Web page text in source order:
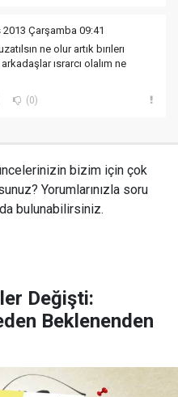
2013 Çarşamba 09:41
ne olur artık bırılerı
ısrarcı olalım ne
(0)
bizim için çok
Yorumlarınızla soru
bulunabilirsiniz.
Değişti:
Beklenenden